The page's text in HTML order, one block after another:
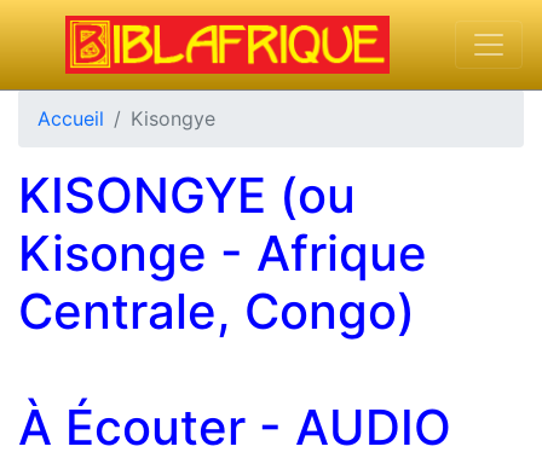
Accueil Kisongye
KISONGYE (ou
Kisonge - Afrique
Centrale, Congo)
À Écouter - AUDIO